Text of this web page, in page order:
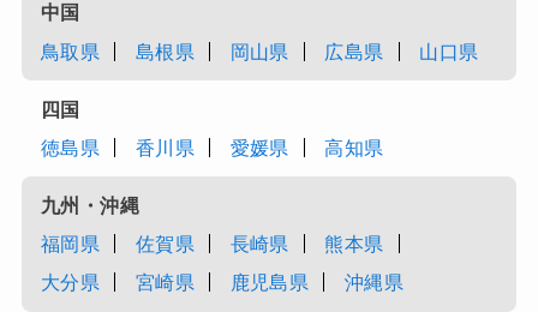
中国
鳥取県
島根県 岡山県 広島県 山口県
四国
徳島県
香川県 愛媛県 高知県
九州・沖縄
福岡県
佐賀県 長崎県
熊本県
大分県
宮崎県 鹿児島県 沖縄県